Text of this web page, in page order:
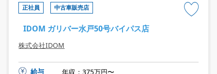
正社員 中古車販売店
IDOM ガリバー水戸50号バイパス店
株式会社IDOM
給与 年収：375万円〜